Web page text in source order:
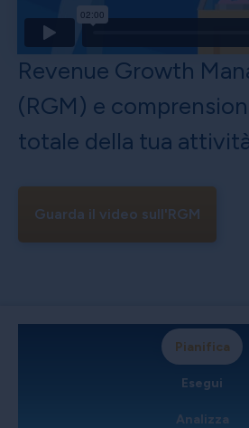
Revenue Growth
(RGM) e
totale della tua
Guarda il video sull'RGM
Pianifica
Esegui
Analizza